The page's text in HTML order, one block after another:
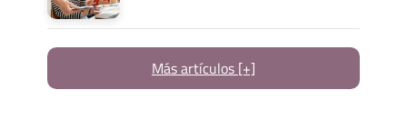
Más artículos [+]